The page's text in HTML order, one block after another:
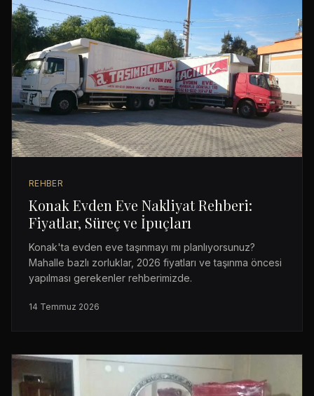
REHBER
Konak Evden Eve Nakliyat Rehberi:
Fiyatlar, Süreç ve İpuçları
Konak'ta evden eve taşınmayı mı planlıyorsunuz?
Mahalle bazlı zorluklar, 2026 fiyatları ve taşınma öncesi
yapılması gerekenler rehberimizde.
14 Temmuz 2026